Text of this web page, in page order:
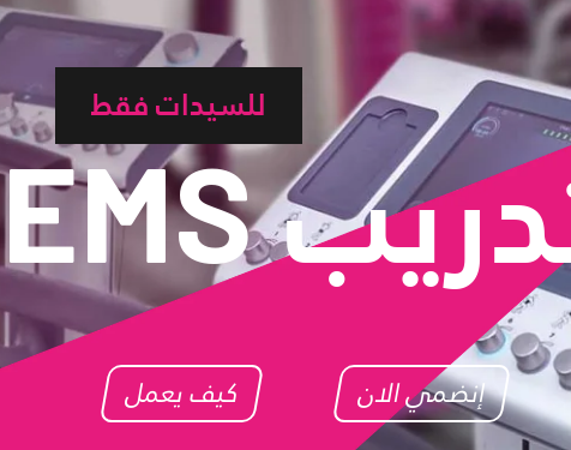
للسيدات فقط
EMS
كيف يعمل إنضمي الان